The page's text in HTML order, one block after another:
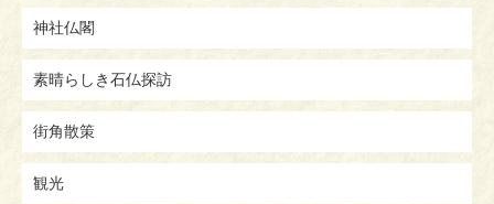
神社仏閣
素晴らしき石仏探訪
街角散策
観光